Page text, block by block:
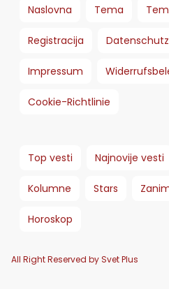
Naslovna Tema
Registracija
Impressum
Cookie-Richtlinie
Top vesti Najnovije vesti
Kolumne Stars
Horoskop
All Right Reserved by Svet Plus